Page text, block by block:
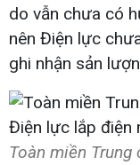
do vẫn chưa có
nên Điện lực
ghi nhận sản
Toàn miền